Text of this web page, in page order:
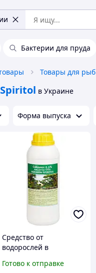
Бактерии для пруда
Товары для рыб
в Украине
Форма выпуска
Средство от
водорослей в
Spiritol Сайдекс, 1л
Готово к отправке